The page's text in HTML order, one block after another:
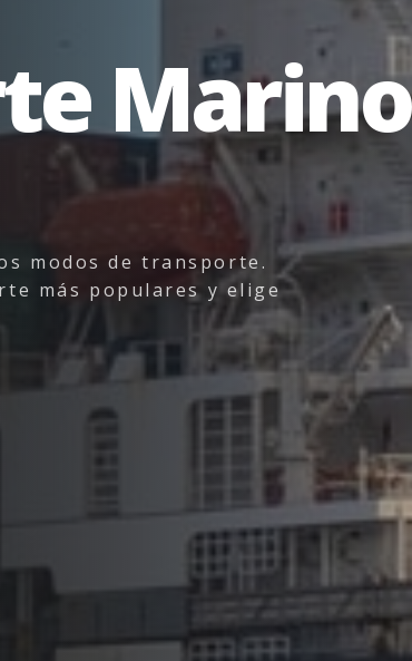
Marino
modos de transporte.
más populares y elige